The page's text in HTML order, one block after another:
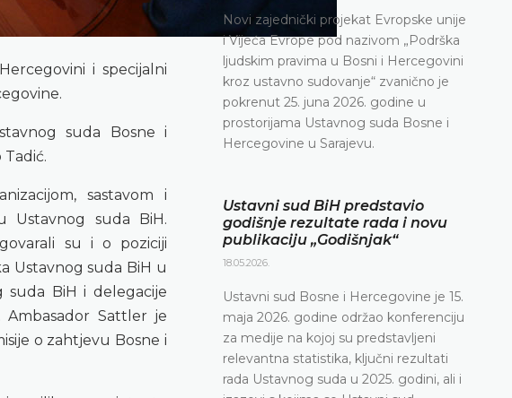
i specijalni
suda Bosne i
sastavom i
Ustavnog suda BiH.
su i o poziciji
Ustavnog suda BiH u
suda BiH i delegacije
Sattler je
o zahtjevu Bosne i
Novi zajednički projekat Evropske unije
i Vijeća Evrope pod nazivom „Podrška
ljudskim pravima u Bosni i Hercegovini
kroz ustavno sudovanje“ zvanično je
pokrenut 25. juna 2026. godine u
prostorijama Ustavnog suda Bosne i
Hercegovine u Sarajevu.
Ustavni sud BiH predstavio
godišnje rezultate rada i novu
publikaciju „Godišnjak“
18.05.2026.
Ustavni sud Bosne i Hercegovine je 15.
maja 2026. godine održao konferenciju
za medije na kojoj su predstavljeni
relevantna statistika, ključni rezultati
rada Ustavnog suda u 2025. godini, ali i